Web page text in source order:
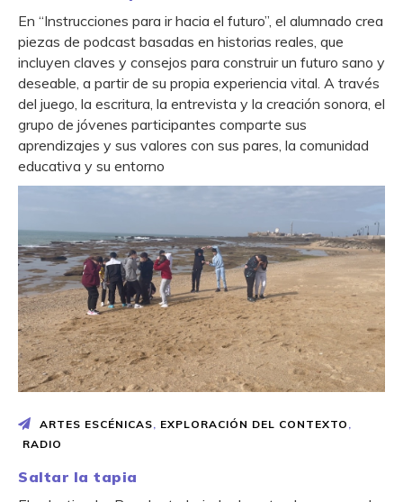
En “Instrucciones para ir hacia el futuro”, el alumnado crea
piezas de podcast basadas en historias reales, que
incluyen claves y consejos para construir un futuro sano y
deseable, a partir de su propia experiencia vital. A través
del juego, la escritura, la entrevista y la creación sonora, el
grupo de jóvenes participantes comparte sus
aprendizajes y sus valores con sus pares, la comunidad
educativa y su entorno
ARTES ESCÉNICAS EXPLORACIÓN DEL CONTEXTO
RADIO
Saltar la tapia